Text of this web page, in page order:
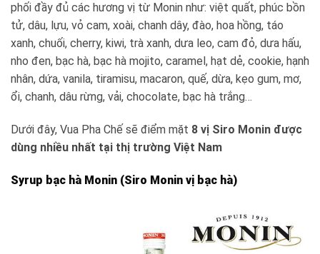
phối đầy đủ các hương vị từ Monin như: việt quất, phúc bồn
tử, dâu, lựu, vỏ cam, xoài, chanh dây, đào, hoa hồng, táo
xanh, chuối, cherry, kiwi, trà xanh, dưa leo, cam đỏ, dưa hấu,
nho đen, bạc hà, bạc hà mojito, caramel, hạt dẻ, cookie, hạnh
nhân, dứa, vanila, tiramisu, macaron, quế, dừa, kẹo gum, mơ,
ổi, chanh, dâu rừng, vải, chocolate, bạc hà trắng…
Dưới đây, Vua Pha Chế sẽ điểm mặt 8 vị Siro Monin được
dùng nhiều nhất tại thị trường Việt Nam
Syrup bạc hà Monin (Siro Monin vị bạc hà)